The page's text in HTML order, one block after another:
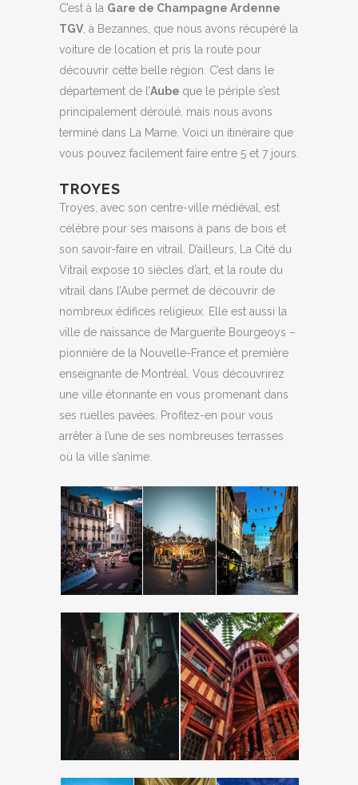
C’est à la Gare de Champagne Ardenne
TGV, à Bezannes, que nous avons récupéré la
voiture de location et pris la route pour
découvrir cette belle région. C’est dans le
département de l’Aube que le périple s’est
principalement déroulé, mais nous avons
terminé dans La Marne. Voici un itinéraire que
vous pouvez facilement faire entre 5 et 7 jours.
TROYES
Troyes, avec son centre-ville médiéval, est
célèbre pour ses maisons à pans de bois et
son savoir-faire en vitrail. D’ailleurs, La Cité du
Vitrail expose 10 siècles d’art, et la route du
vitrail dans l’Aube permet de découvrir de
nombreux édifices religieux. Elle est aussi la
ville de naissance de Marguerite Bourgeoys –
pionnière de la Nouvelle-France et première
enseignante de Montréal. Vous découvrirez
une ville étonnante en vous promenant dans
ses ruelles pavées. Profitez-en pour vous
arrêter à l’une de ses nombreuses terrasses
où la ville s’anime.